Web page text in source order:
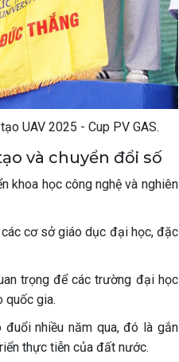
UAV 2025 - Cup PV GAS.
và chuyển đổi số
khoa học công nghệ và nghiên
cơ sở giáo dục đại học, đặc
trọng để các trường đại học
quốc gia.
nhiều năm qua, đó là gắn
thực tiễn của đất nước.